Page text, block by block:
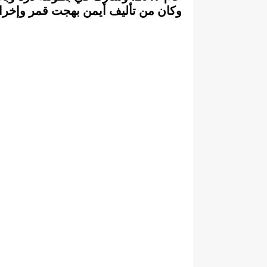
وكان من تأليف أيمن بهجت قمر